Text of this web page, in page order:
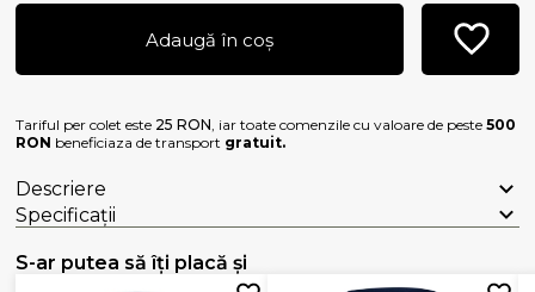
Adaugă în coș
Tariful per colet este 25 RON, iar toate comenzile cu valoare de peste500
RON beneficiaza de transport gratuit.
Descriere
Specificații
S-ar putea să îți placă și